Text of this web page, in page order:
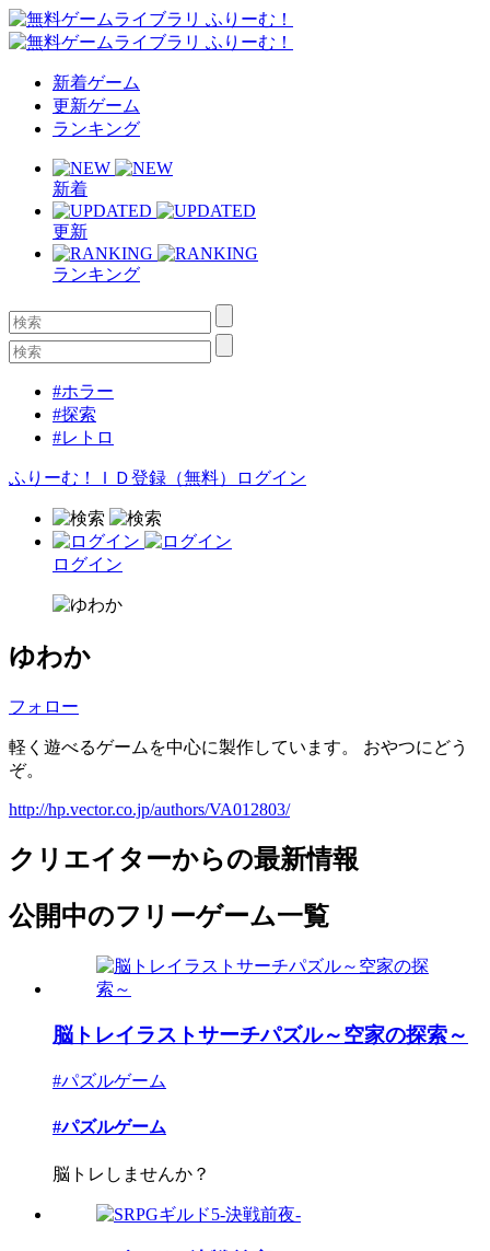
新着ゲーム
更新ゲーム
ランキング
新着
更新
ランキング
#ホラー
#探索
#レトロ
ふりーむ！ＩＤ登録（無料） ログイン
ログイン
ゆわか
フォロー
軽く遊べるゲームを中心に製作しています。 おやつにどう
ぞ。
http://hp.vector.co.jp/authors/VA012803/
クリエイターからの最新情報
公開中のフリーゲーム一覧
脳トレイラストサーチパズル～空家の探索～
#パズルゲーム
#パズルゲーム
脳トレしませんか？